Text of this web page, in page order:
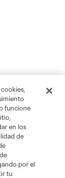
de la
sabe:
Timbers
funcione
en los
de
por el
tu